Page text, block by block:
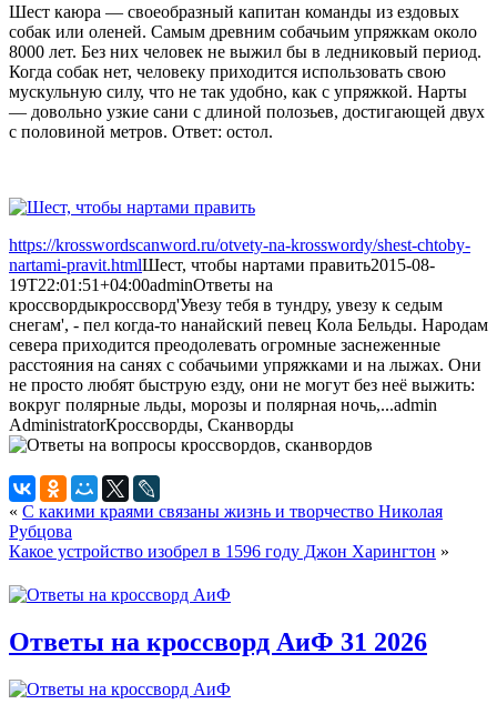
Шест каюра — своеобразный капитан команды из ездовых
собак или оленей. Самым древним собачьим упряжкам около
8000 лет. Без них человек не выжил бы в ледниковый период.
Когда собак нет, человеку приходится использовать свою
мускульную силу, что не так удобно, как с упряжкой. Нарты
— довольно узкие сани с длиной полозьев, достигающей двух
с половиной метров. Ответ: остол.
https://krosswordscanword.ru/otvety-na-krosswordy/shest-chtoby-
nartami-pravit.htmlШест, чтобы нартами править2015-08-
19T22:01:51+04:00adminОтветы на
кроссвордыкроссворд'Увезу тебя в тундру, увезу к седым
снегам', - пел когда-то нанайский певец Кола Бельды. Народам
севера приходится преодолевать огромные заснеженные
расстояния на санях с собачьими упряжками и на лыжах. Они
не просто любят быструю езду, они не могут без неё выжить:
вокруг полярные льды, морозы и полярная ночь,...admin
AdministratorКроссворды, Сканворды
« С какими краями связаны жизнь и творчество Николая
Рубцова
Какое устройство изобрел в 1596 году Джон Харингтон »
Ответы на кроссворд АиФ 31 2026